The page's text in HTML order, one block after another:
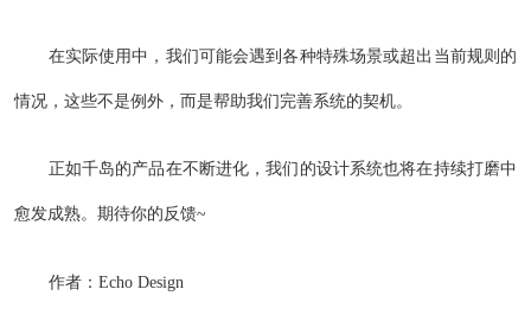
在实际使用中，我们可能会遇到各种特殊场景或超出当前规则的
情况，这些不是例外，而是帮助我们完善系统的契机。
正如千岛的产品在不断进化，我们的设计系统也将在持续打磨中
愈发成熟。期待你的反馈~
作者：Echo Design